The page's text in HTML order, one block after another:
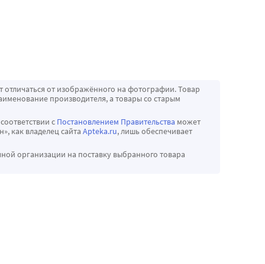
от изображённого на фотографии. Товар
производителя, а товары со старым
с Постановлением Правительства может
как владелец сайта Apteka.ru, лишь обеспечивает
организации на поставку выбранного товара